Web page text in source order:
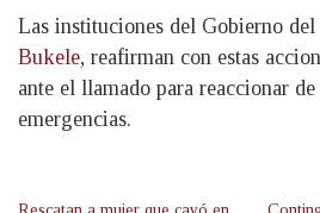
Las instituciones del Gobierno del
Bukele, reafirman con estas
ante el llamado para reaccionar
emergencias.